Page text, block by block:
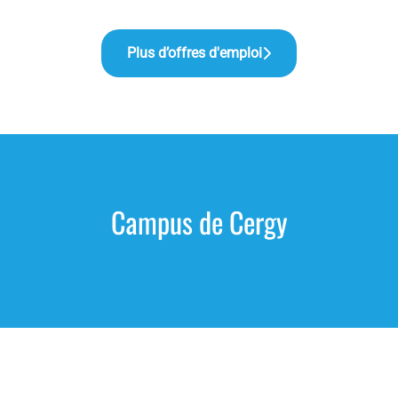
Plus d’offres d'emploi
Campus de Cergy